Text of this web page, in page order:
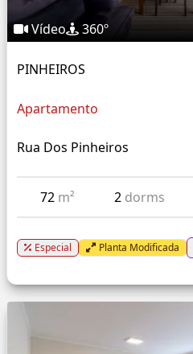
Vídeo 360º
PINHEIROS
Apartamento
Rua Dos Pinheiros
72 m² 2 dorms
Especial Planta Modificada